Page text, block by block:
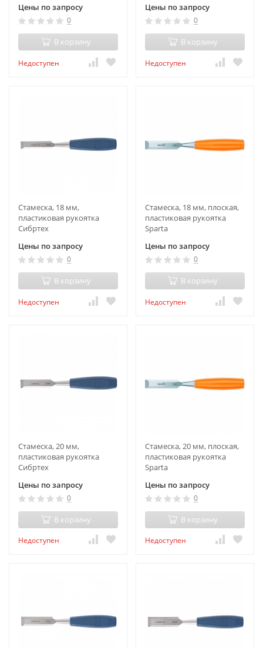
Цены по запросу
0
В корзину
Недоступен
Цены по запросу
0
В корзину
Недоступен
Стамеска, 18 мм,
пластиковая рукоятка
Сибртех
Цены по запросу
0
В корзину
Недоступен
Стамеска, 18 мм, плоская,
пластиковая рукоятка
Sparta
Цены по запросу
0
В корзину
Недоступен
Стамеска, 20 мм,
пластиковая рукоятка
Сибртех
Цены по запросу
0
В корзину
Недоступен
Стамеска, 20 мм, плоская,
пластиковая рукоятка
Sparta
Цены по запросу
0
В корзину
Недоступен